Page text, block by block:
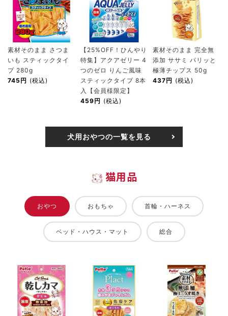
素材そのまま さつま
いも スティックタイ
プ 280g
745円 (税込)
【25%OFF！ひんやり
特集】アクアゼリー 4
つのゼロ りんご風味
スティックタイプ 8本
入【会員様限定】
459円 (税込)
素材そのまま 完全無
添加 ササミ パリッと
極薄チップス 50g
437円 (税込)
犬用おやつの一覧を見る
猫用品
おやつ おもちゃ 首輪・ハーネス
ベッド・ハウス・マット 総合